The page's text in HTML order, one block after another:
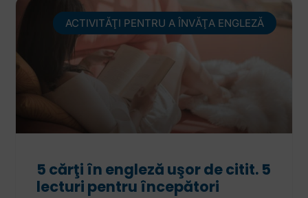
ACTIVITĂŢI PENTRU A ÎNVĂŢA ENGLEZĂ
5 cărţi în engleză uşor de citit. 5
lecturi pentru începători